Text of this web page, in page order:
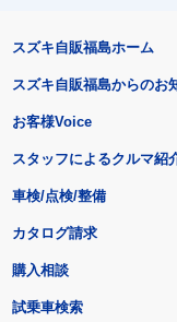
スズキ自販福島ホーム
スズキ自販福島からのお
お客様Voice
スタッフによるクルマ紹
車検/点検/整備
カタログ請求
購入相談
試乗車検索